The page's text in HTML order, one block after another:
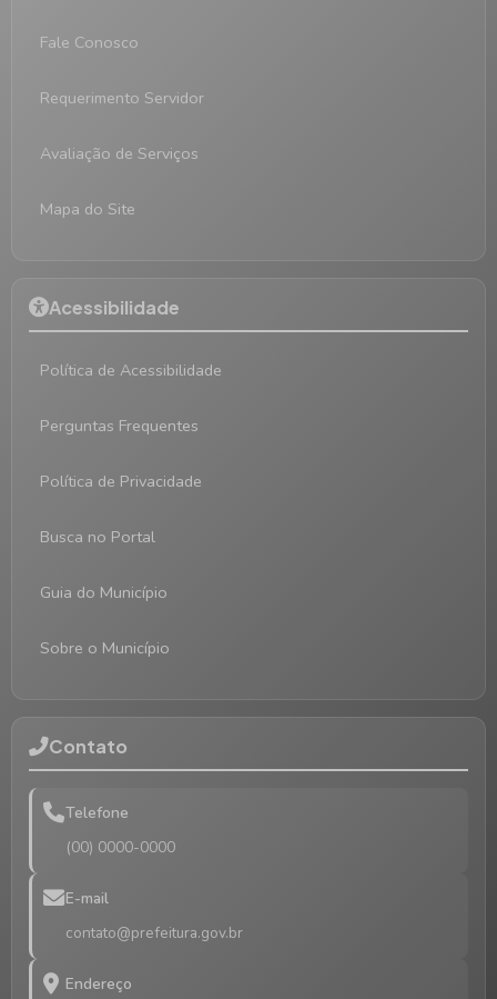
Fale Conosco
Requerimento Servidor
Avaliação de Serviços
Mapa do Site
Acessibilidade
Política de Acessibilidade
Perguntas Frequentes
Política de Privacidade
Busca no Portal
Guia do Município
Sobre o Município
Contato
Telefone
(00) 0000-0000
E-mail
contato@prefeitura.gov.br
Endereço